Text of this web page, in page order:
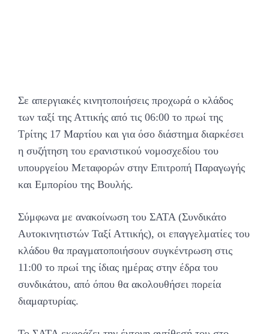
Σε απεργιακές κινητοποιήσεις προχωρά ο κλάδος
των ταξί της Αττικής από τις 06:00 το πρωί της
Τρίτης 17 Μαρτίου και για όσο διάστημα διαρκέσει
η συζήτηση του ερανιστικού νομοσχεδίου του
υπουργείου Μεταφορών στην Επιτροπή Παραγωγής
και Εμπορίου της Βουλής.
Σύμφωνα με ανακοίνωση του ΣΑΤΑ (Συνδικάτο
Αυτοκινητιστών Ταξί Αττικής), οι επαγγελματίες του
κλάδου θα πραγματοποιήσουν συγκέντρωση στις
11:00 το πρωί της ίδιας ημέρας στην έδρα του
συνδικάτου, από όπου θα ακολουθήσει πορεία
διαμαρτυρίας.